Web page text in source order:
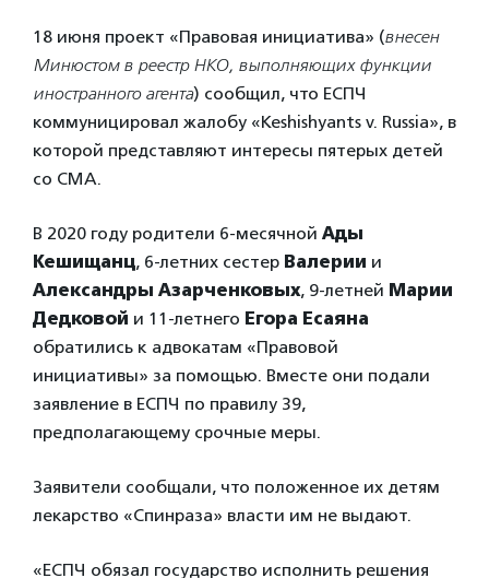
18 июня проект «Правовая инициатива» (внесен
Минюстом в реестр НКО, выполняющих функции
иностранного агента) сообщил, что ЕСПЧ
коммуницировал жалобу «Keshishyants v. Russia», в
которой представляют интересы пятерых детей
со СМА.
В 2020 году родители 6-месячной Ады
Кешищанц, 6-летних сестер Валерии и
Александры Азарченковых, 9-летней Марии
Дедковой и 11-летнего Егора Есаяна
обратились к адвокатам «Правовой
инициативы» за помощью. Вместе они подали
заявление в ЕСПЧ по правилу 39,
предполагающему срочные меры.
Заявители сообщали, что положенное их детям
лекарство «Спинраза» власти им не выдают.
«ЕСПЧ обязал государство исполнить решения